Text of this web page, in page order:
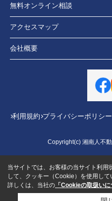
無料オンライン相談
アクセスマップ
会社概要
利用規約 プライバシーポリシー
Copyright(c) 湘南人不
当サイトでは、お客様の当サイト利用
して、クッキー（Cookie）を使用して
詳しくは、当社の 「Cookieの取扱いに